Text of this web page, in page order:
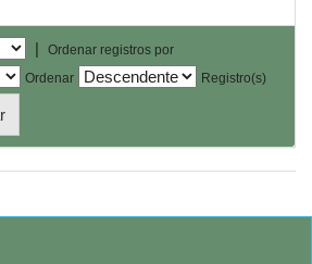
|
Ordenar registros por
Ordenar
Registro(s)